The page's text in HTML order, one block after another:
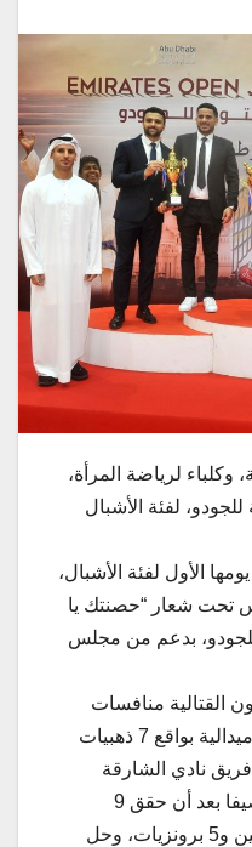
وكلباء لرياضة المرأة،
لفئة الأشبال
الأول لفئة الأشبال،
تحت شعار “حصنتك يا
للجودو، بدعم من مجلس
القتالية منافسات
الأشبال فئة الذكور، برصيد 21 ميدالية بواقع 7 ذهبيات
وجاء فريق نادي الشارقة
لرياضات الدفاع عن النفس وصيفا بعد أن حقق 9
ميداليات، بواقع ذهبيتين وفضيتين و5 برونزيات، وحل